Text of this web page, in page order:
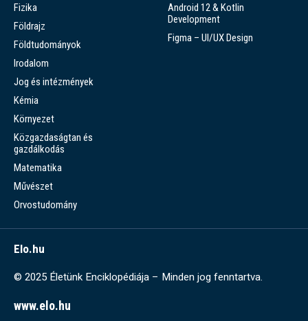
Fizika
Földrajz
Földtudományok
Irodalom
Jog és intézmények
Kémia
Környezet
Közgazdaságtan és
gazdálkodás
Matematika
Művészet
Orvostudomány
Android 12 & Kotlin
Development
Figma – UI/UX Design
Elo.hu
© 2025 Életünk Enciklopédiája – Minden jog fenntartva.
www.elo.hu